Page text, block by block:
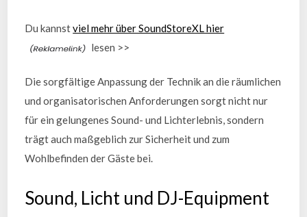
Du kannstviel mehr über SoundStoreXL hier
lesen >>
Die sorgfältige Anpassung der Technik an die räumlichen
und organisatorischen Anforderungen sorgt nicht nur
für ein gelungenes Sound- und Lichterlebnis, sondern
trägt auch maßgeblich zur Sicherheit und zum
Wohlbefinden der Gäste bei.
Sound, Licht und DJ-Equipment